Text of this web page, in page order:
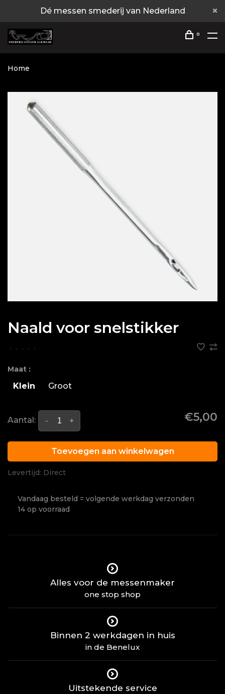
Dé messen smederij van Nederland
0
Home
Naald voor snelstikker
• • • • •
Maat :
Klein Groot
Aantal: +
- €5,00
Toevoegen aan winkelwagen
Levertijd: Direct
Vandaag besteld = volgende werkdag verzonden
14 op voorraad
Alles voor de messenmaker
one stop shop
Binnen 2 werkdagen in huis
in de Benelux
Uitstekende service